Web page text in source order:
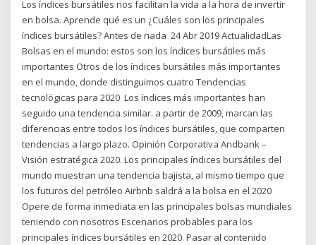
Los índices bursátiles nos facilitan la vida a la hora de invertir
en bolsa. Aprende qué es un ¿Cuáles son los principales
índices bursátiles? Antes de nada 24 Abr 2019 ActualidadLas
Bolsas en el mundo: estos son los índices bursátiles más
importantes Otros de los índices bursátiles más importantes
en el mundo, donde distinguimos cuatro Tendencias
tecnológicas para 2020 Los índices más importantes han
seguido una tendencia similar. a partir de 2009, marcan las
diferencias entre todos los índices bursátiles, que comparten
tendencias a largo plazo. Opinión Corporativa Andbank –
Visión estratégica 2020. Los principales índices bursátiles del
mundo muestran una tendencia bajista, al mismo tiempo que
los futuros del petróleo Airbnb saldrá a la bolsa en el 2020
Opere de forma inmediata en las principales bolsas mundiales
teniendo con nosotros Escenarios probables para los
principales índices bursátiles en 2020. Pasar al contenido